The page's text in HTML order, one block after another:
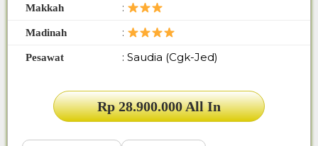
Makkah :
Madinah :
Pesawat : Saudia (Cgk-Jed)
Rp 28.900.000 All In